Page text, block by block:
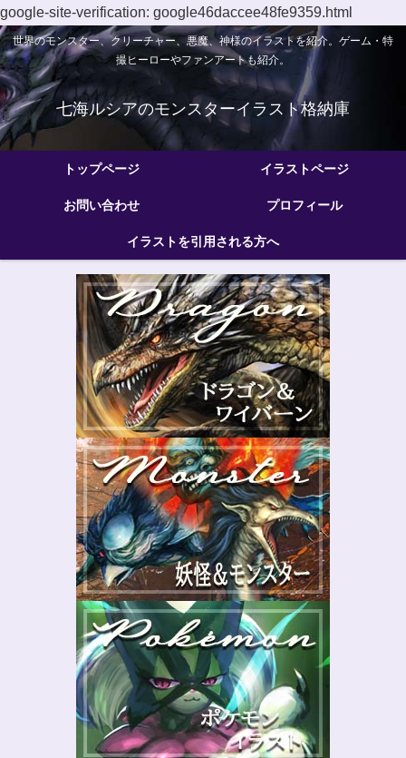
google-site-verification: google46daccee48fe9359.html
世界のモンスター、クリーチャー、悪魔、神様のイラストを紹介。ゲーム・特
撮ヒーローやファンアートも紹介。
七海ルシアのモンスターイラスト格納庫
トップページ イラストページ
お問い合わせ プロフィール
イラストを引用される方へ